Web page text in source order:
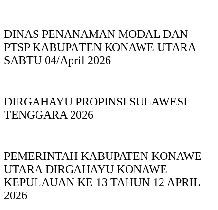
DINAS PΕΝΑΝΑΜAN MODAL DAN
PTSP KABUPAΤΕΝ ΚΟNAWE UTARA
SABTU 04/April 2026
DIRGAHAYU PROPINSI SULAWESI
TENGGARA 2026
PEMERINTAH KABUPATEN KONAWE
UTARA DIRGAHAYU KONAWE
KEPULAUAN KE 13 TAHUN 12 APRIL
2026